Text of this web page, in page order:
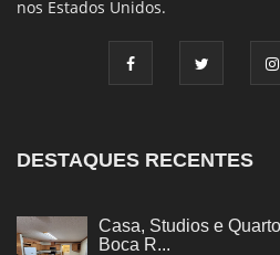
nos Estados Unidos.
DESTAQUES RECENTES
Casa, Studios e
Boca R...